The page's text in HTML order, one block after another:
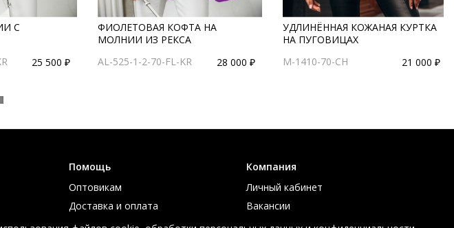
С
25 500 ₽
ФИОЛЕТОВАЯ КОФТА НА
МОЛНИИ ИЗ РЕКСА
AL-525-1-2-70-FL-KR
28 000 ₽
УДЛИНЁННАЯ КОЖАНАЯ КУРТКА
НА ПУГОВИЦАХ
M-1410-70-CH
21 000 ₽
Помощь
Оптовикам
Доставка и оплата
Таблица размеров
Компания
Личный кабинет
Вакансии
Контакты